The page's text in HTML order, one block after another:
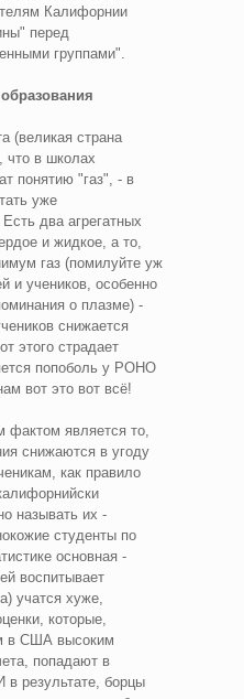
Калифорнии
перед
группами".
(великая страна
что в школах
понятию "газ", - в
уже
два агрегатных
и жидкое, а то,
газ (помилуйте уж
и учеников, особенно
о плазме) -
снижается
этого страдает
попоболь у РОНО
вот это вот всё!
является то,
снижаются в угоду
как правило
называть их -
студенты по
основная -
воспитывает
учатся хуже,
которые,
в США высоким
попадают в
в результате, борцы